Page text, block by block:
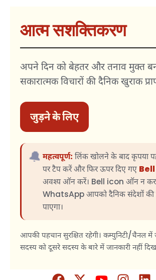
आत्म सशक्तिकरण
अपने दिन को बेहतर और तनाव मुक्त
सकारात्मक विचारों की दैनिक खुराक
जुड़ने के लिए
🔔 महत्वपूर्ण: लिंक खोलने के बाद कृपया
पर टैप करें और फिर ऊपर दिए गए
अवश्य ऑन करें। Bell icon ऑन न
WhatsApp आपको दैनिक संदेशों की
पाएगा।
आपकी पहचान सुरक्षित रहेगी। कम्युनिटी/चैनल में
सदस्य को दूसरे सदस्य के बारे में जानकारी नहीं